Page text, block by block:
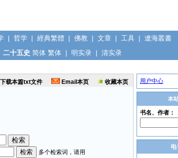
| 哲学 | 經典繁體 | 佛教 | 文章 | 工具 | 遼海叢書
二十五史 简体 繁体 | 明实录 | 清实录
下载本篇txt文件 Email本页 收藏本页 用户中心
本
电